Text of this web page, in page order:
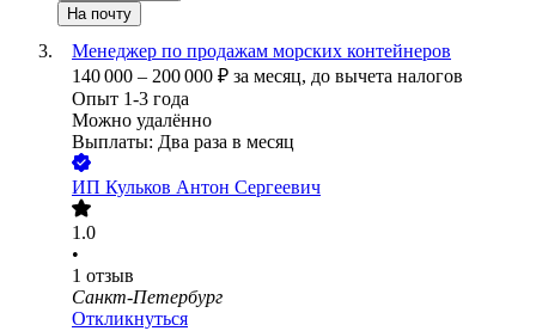
На почту
Менеджер по продажам морских контейнеров
140 000 – 200 000 ₽ за месяц, до вычета налогов
Опыт 1-3 года
Можно удалённо
Выплаты: Два раза в месяц
ИП Кульков Антон Сергеевич
1.0
•
1 отзыв
Санкт-Петербург
Откликнуться